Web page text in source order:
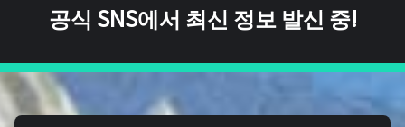
공식 SNS에서 최신 정보 발신 중!